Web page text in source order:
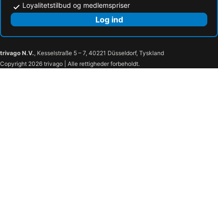
Loyalitetstilbud og medlemspriser
Log ind
trivago N.V., Kesselstraße 5 – 7, 40221 Düsseldorf, Tyskland
Copyright 2026 trivago | Alle rettigheder forbeholdt.